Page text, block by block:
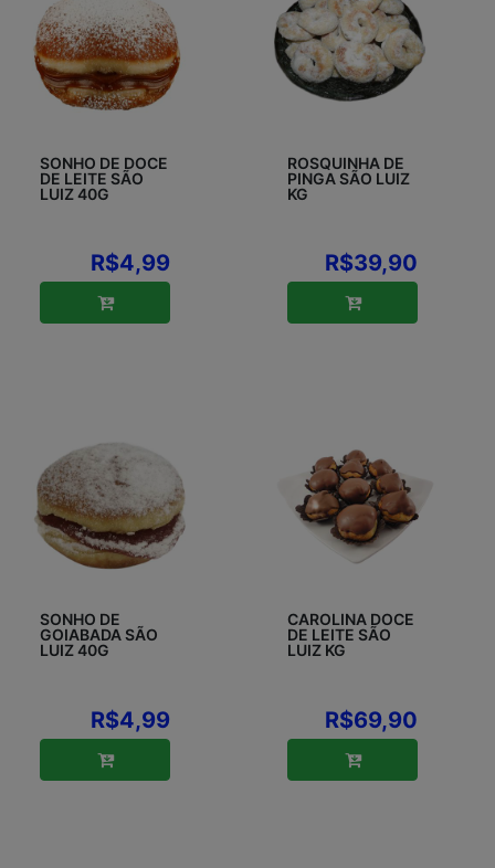
SONHO DE DOCE
DE LEITE SÃO
LUIZ 40G
R$4,99
ROSQUINHA DE
PINGA SÃO LUIZ
KG
R$39,90
SONHO DE
GOIABADA SÃO
LUIZ 40G
R$4,99
CAROLINA DOCE
DE LEITE SÃO
LUIZ KG
R$69,90